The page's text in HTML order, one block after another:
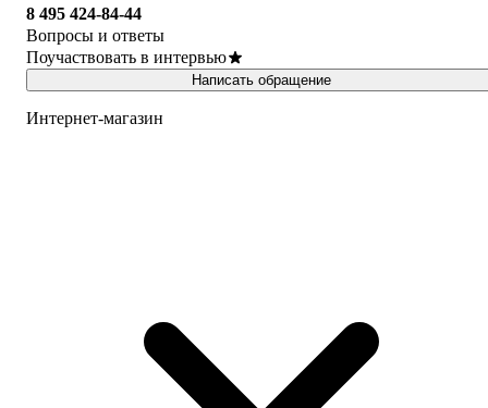
8 495 424-84-44
Вопросы и ответы
Поучаствовать в интервью
Написать обращение
Интернет-магазин